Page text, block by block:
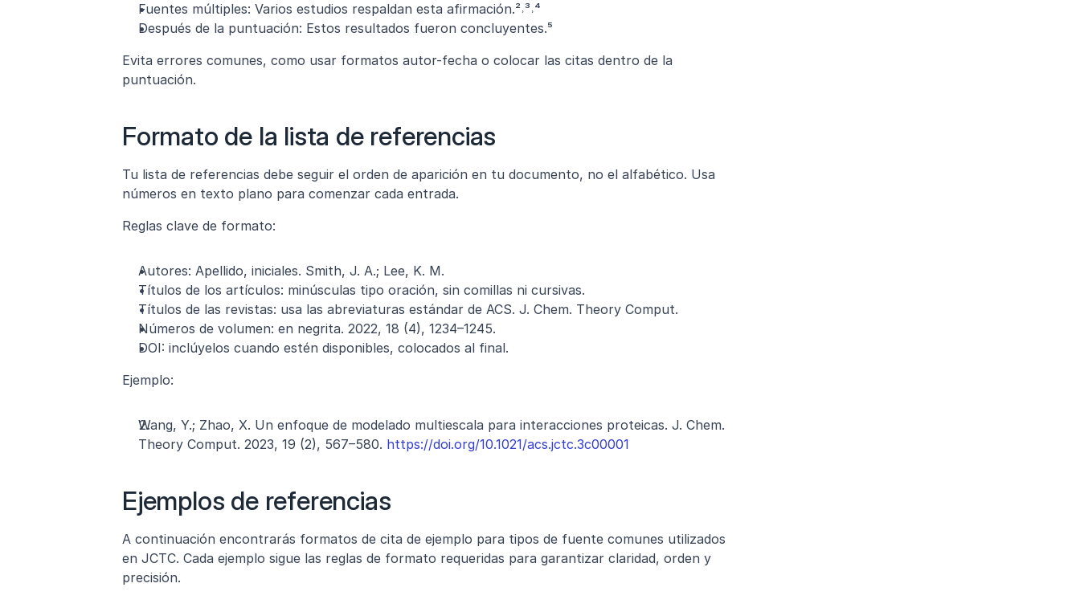
Fuentes múltiples: Varios estudios respaldan esta afirmación.²˒³˒⁴
Después de la puntuación: Estos resultados fueron concluyentes.⁵
Evita errores comunes, como usar formatos autor-fecha o colocar las citas dentro de la
puntuación.
Formato de la lista de referencias
Tu lista de referencias debe seguir el orden de aparición en tu documento, no el alfabético. Usa
números en texto plano para comenzar cada entrada.
Reglas clave de formato:
Autores: Apellido, iniciales. Smith, J. A.; Lee, K. M.
Títulos de los artículos: minúsculas tipo oración, sin comillas ni cursivas.
Títulos de las revistas: usa las abreviaturas estándar de ACS. J. Chem. Theory Comput.
Números de volumen: en negrita. 2022, 18 (4), 1234–1245.
DOI: inclúyelos cuando estén disponibles, colocados al final.
Ejemplo:
Wang, Y.; Zhao, X. Un enfoque de modelado multiescala para interacciones proteicas. J. Chem.
Theory Comput. 2023, 19 (2), 567–580. https://doi.org/10.1021/acs.jctc.3c00001
Ejemplos de referencias
A continuación encontrarás formatos de cita de ejemplo para tipos de fuente comunes utilizados
en JCTC. Cada ejemplo sigue las reglas de formato requeridas para garantizar claridad, orden y
precisión.